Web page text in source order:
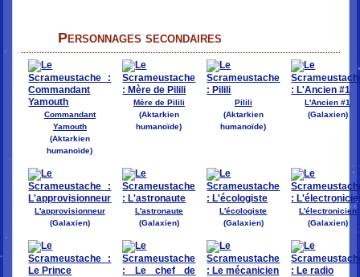
Personnages secondaires
Commandant
Yamouth
(Aktarkien
humanoïde)
Mère de Pilili
(Aktarkien
humanoïde)
Pilili
(Aktarkien
humanoïde)
L'Ancien #1
(Galaxien)
L'approvisionneur
(Galaxien)
L'astronaute
(Galaxien)
L'écologiste
(Galaxien)
L'électronicien
(Galaxien)